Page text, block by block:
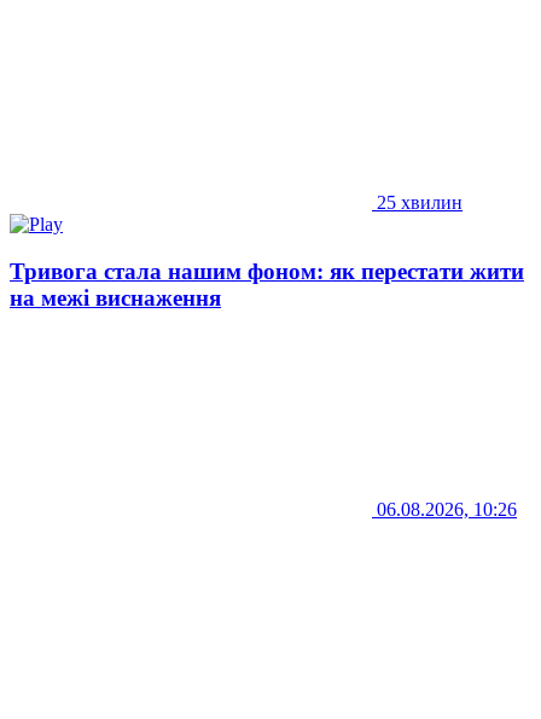
25 хвилин
Тривога стала нашим фоном: як перестати жити
на межі виснаження
06.08.2026, 10:26